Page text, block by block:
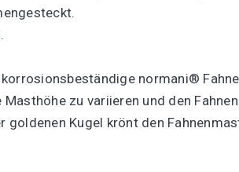
normani®
zu variieren und den
goldenen Kugel krönt den